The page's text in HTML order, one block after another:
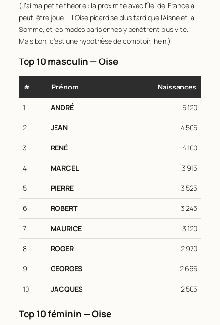
(J’ai ma petite théorie : la proximité avec l’Île-de-France a
peut-être joué — l’Oise picardise plus tard que l’Aisne et la
Somme, et les modes parisiennes y pénètrent plus vite.
Mais bon, c’est une hypothèse de comptoir, hein.)
Top 10 masculin — Oise
# Prénom Naissances
1 ANDRÉ 5 120
2 JEAN 4 505
3 RENÉ 4 100
4 MARCEL 3 915
5 PIERRE 3 525
6 ROBERT 3 245
7 MAURICE 3 120
8 ROGER 2 970
9 GEORGES 2 665
10 JACQUES 2 505
Top 10 féminin — Oise